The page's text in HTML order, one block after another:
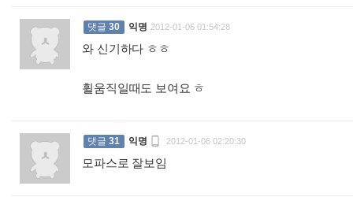
댓글 30 익명 2012-01-06 01:54:28
와 신기하다 ㅎㅎ
휠움직일때도 보여요 ㅎ
댓글 31 익명  2012-01-06 02:20:30
모파스로 잘보임